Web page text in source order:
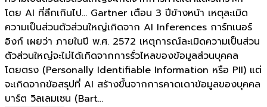
โดย AI ที่ลึกเกินไป... Gartner เตือน 3 ปีข้างหน้า เหตุละเมิด
ความเป็นส่วนตัวส่วนใหญ่เกิดจาก AI Inferences การ์ทเนอร์
อิงก์ เผยว่า ภายในปี พ.ศ. 2572 เหตุการณ์ละเมิดความเป็นส่วน
ตัวส่วนใหญ่จะไม่ได้เกิดจากการรั่วไหลของข้อมูลส่วนบุคคล
โดยตรง (Personally Identifiable Information หรือ PII) แต่
จะเกิดจากข้อสรุปที่ AI สร้างขึ้นจากการคาดเดาข้อมูลของบุคคล
บาร์ต วิลเลมเซน (Bart...